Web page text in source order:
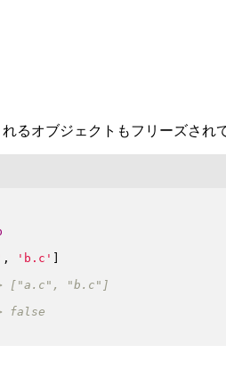
るオブジェクトもフリーズされ
, 'b.c'